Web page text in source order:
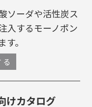
ソーダや活性炭ス
入するモーノポン
。
けカタログ